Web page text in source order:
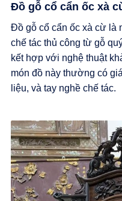
Đồ gỗ cổ cẩn ốc xà
Đồ gỗ cổ cẩn ốc xà cừ là
chế tác thủ công từ gỗ
kết hợp với nghệ thuật
món đồ này thường có
liệu, và tay nghề chế tác.